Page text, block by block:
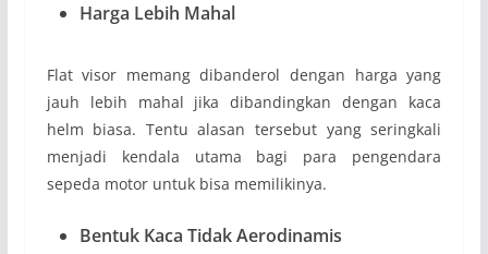
Harga Lebih Mahal
Flat visor memang dibanderol dengan harga yang
jauh lebih mahal jika dibandingkan dengan kaca
helm biasa. Tentu alasan tersebut yang seringkali
menjadi kendala utama bagi para pengendara
sepeda motor untuk bisa memilikinya.
Bentuk Kaca Tidak Aerodinamis